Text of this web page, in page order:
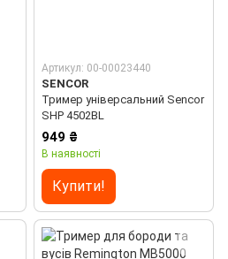
Артикул: 00-00023440
SENCOR
Тример універсальний Sencor
SHP 4502BL
949 ₴
В наявності
Купити!